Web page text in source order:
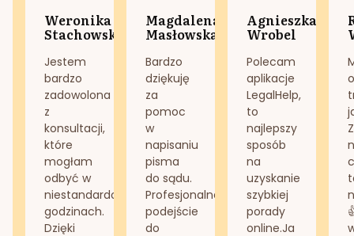
Weronika
Stachowska
Jestem
bardzo
zadowolona
z
konsultacji,
które
mogłam
odbyć w
niestandardowych
godzinach.
Dzięki
Magdalena
Masłowska
Bardzo
dziękuję
za
pomoc
w
napisaniu
pisma
do sądu.
Profesjonalne
podejście
do
Agnieszka
Wrobel
Polecam
aplikacje
LegalHelp,
to
najlepszy
sposób
na
uzyskanie
szybkiej
porady
online.Ja